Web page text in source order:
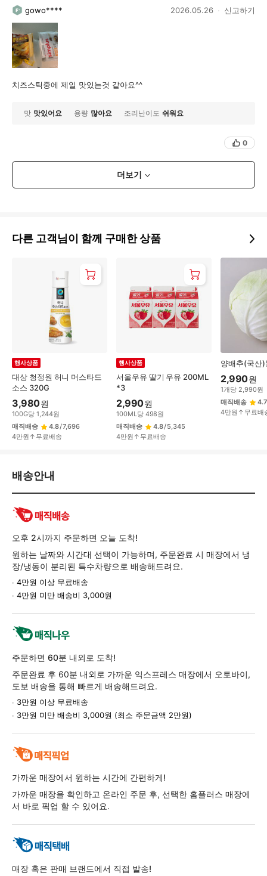
gowo**** 2026.05.26 신고하기
치즈스틱중에 제일 맛있는것 같아요^^
맛 맛있어요 용량 많아요 조리난이도 쉬워요
0
더보기
다른 고객님이 함께 구매한 상품
대상 청정원 허니 머스타드
소스 320G
행사상품
3,980원
100G당 1,244원
매직배송
4.8/7,696
4만원↑무료배송
서울우유 딸기 우유 200ML
*3
행사상품
2,990원
100ML당 498원
매직배송
4.8/5,345
4만원↑무료배송
양배추(국산)
2,990원
1개당 2,990원
매직배송
4.7
4만원↑무료배
배
환/
품
보
배송안내
오후 2시까지 주문하면 오늘 도착!
원하는 날짜와 시간대 선택이 가능하며, 주문완료 시 매장에서 냉
장/냉동이 분리된 특수차량으로 배송해드려요.
4만원 이상 무료배송
4만원 미만 배송비 3,000원
주문하면 60분 내외로 도착!
주문완료 후 60분 내외로 가까운 익스프레스 매장에서 오토바이,
도보 배송을 통해 빠르게 배송해드려요.
3만원 이상 무료배송
3만원 미만 배송비 3,000원 (최소 주문금액 2만원)
가까운 매장에서 원하는 시간에 간편하게!
가까운 매장을 확인하고 온라인 주문 후, 선택한 홈플러스 매장에
서 바로 픽업 할 수 있어요.
매장 혹은 판매 브랜드에서 직접 발송!